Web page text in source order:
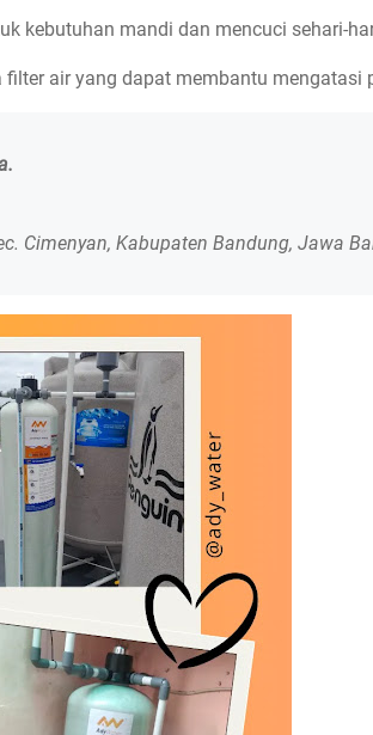
kebutuhan mandi dan mencuci sehari-
air yang dapat membantu mengatasi
Cimenyan, Kabupaten Bandung, Jawa